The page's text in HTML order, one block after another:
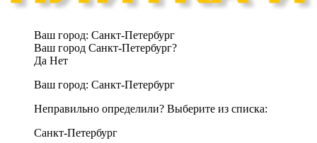
Ваш город: Санкт-Петербург
Ваш город Санкт-Петербург?
Да Нет
Ваш город: Санкт-Петербург
Неправильно определили? Выберите из списка:
Санкт-Петербург